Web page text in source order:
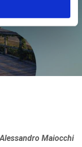
Alessandro Maiocchi